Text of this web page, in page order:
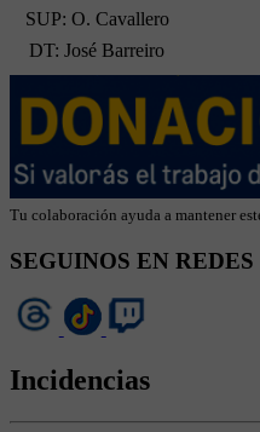
SUP: O. Cavallero
DT: José Barreiro
Tu colaboración ayuda a mantener
SEGUINOS EN
Incidencias